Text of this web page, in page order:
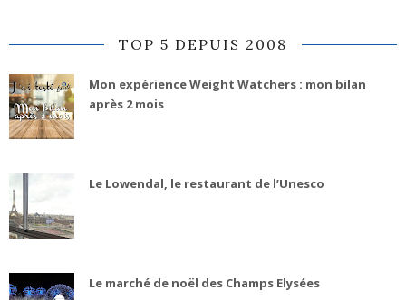
TOP 5 DEPUIS 2008
Mon expérience Weight Watchers : mon bilan
après 2 mois
Le Lowendal, le restaurant de l’Unesco
Le marché de noël des Champs Elysées